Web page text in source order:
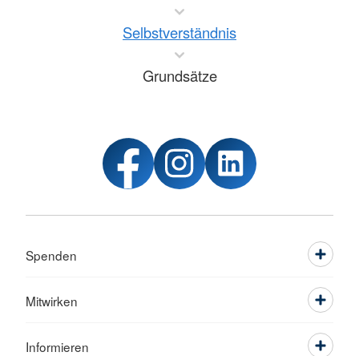
Selbstverständnis
Grundsätze
Spenden
Mitwirken
Informieren